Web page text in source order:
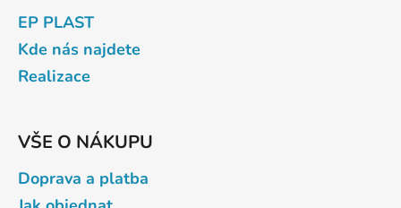
EP PLAST
Kde nás najdete
Realizace
VŠE O NÁKUPU
Doprava a platba